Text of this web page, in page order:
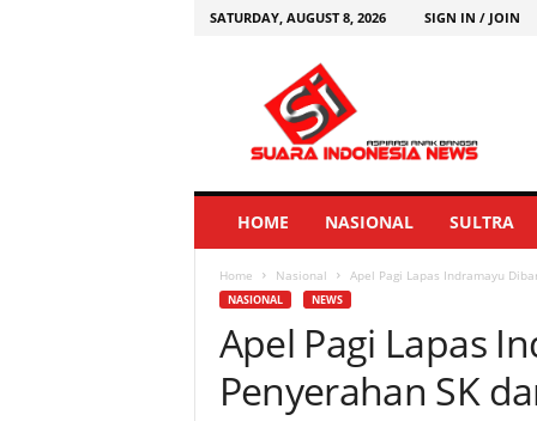
SATURDAY, AUGUST 8, 2026 SIGN IN / JOIN
HOME NASIONAL SULTRA
Home Nasional Apel Pagi Lapas Indramayu
NASIONAL NEWS
Apel Pagi Lapas
Penyerahan SK